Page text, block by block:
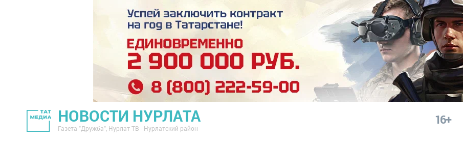
НОВОСТИ НУРЛАТА
Газета "Дружба", Нурлат ТВ - Нурлатский район
16+